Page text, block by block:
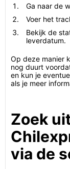
Ga naar de
Voer het
Bekijk de
leverdatum.
Op deze manier
nog duurt
en kun je
als je meer
Zoek
via de